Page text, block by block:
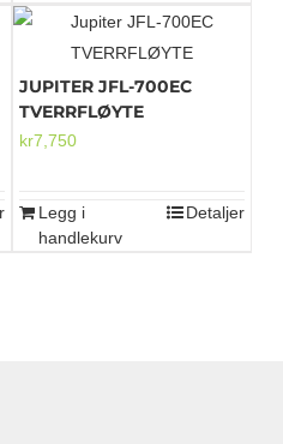
JUPITER JFL-700EC
TVERRFLØYTE
kr7,750
Legg i
handlekurv
Detaljer